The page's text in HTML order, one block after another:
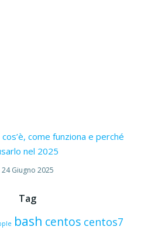
come funziona e perché
nel 2025
24 Giugno 2025
Tag
bash centos centos7